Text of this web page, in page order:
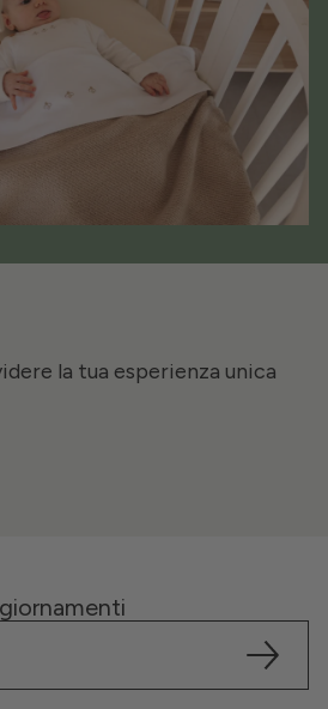
la tua esperienza unica